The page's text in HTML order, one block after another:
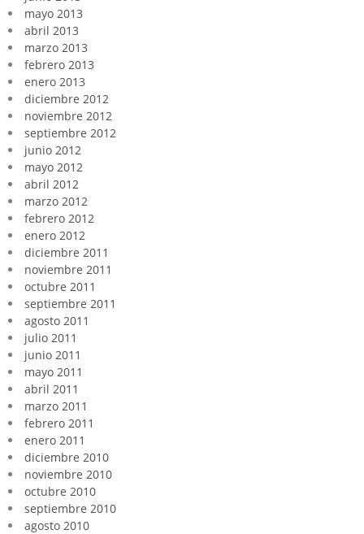
mayo 2013
abril 2013
marzo 2013
febrero 2013
enero 2013
diciembre 2012
noviembre 2012
septiembre 2012
junio 2012
mayo 2012
abril 2012
marzo 2012
febrero 2012
enero 2012
diciembre 2011
noviembre 2011
octubre 2011
septiembre 2011
agosto 2011
julio 2011
junio 2011
mayo 2011
abril 2011
marzo 2011
febrero 2011
enero 2011
diciembre 2010
noviembre 2010
octubre 2010
septiembre 2010
agosto 2010